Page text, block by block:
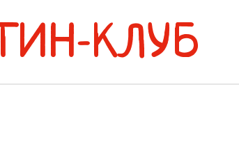
ТИН-КЛУБ